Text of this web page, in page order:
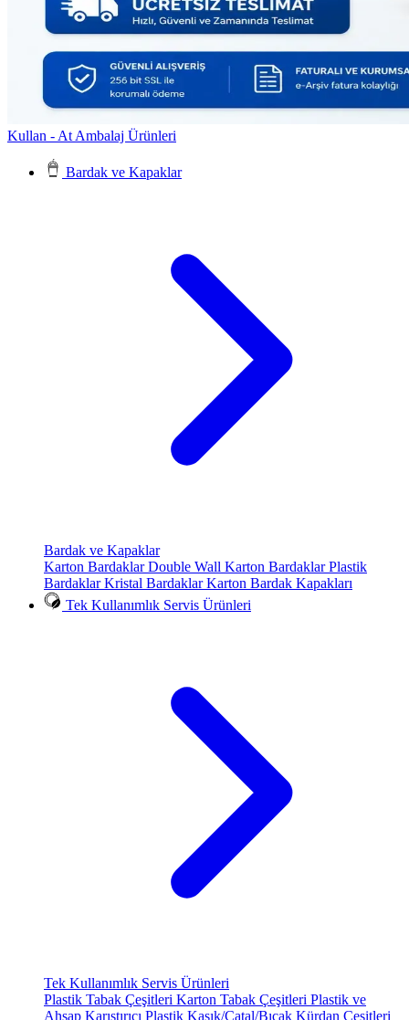
Kullan - At Ambalaj Ürünleri
Bardak ve Kapaklar
Bardak ve Kapaklar
Karton BardaklarDouble Wall Karton BardaklarPlastik
BardaklarKristal BardaklarKarton Bardak Kapakları
Tek Kullanımlık Servis Ürünleri
Tek Kullanımlık Servis Ürünleri
Plastik Tabak Çeşitleri Karton Tabak Çeşitleri Plastik ve
Ahşap Karıştırıcı Plastik Kaşık/Çatal/Bıçak Kürdan Çeşitleri